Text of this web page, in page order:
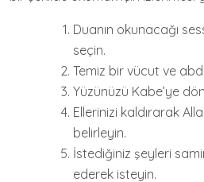
Duanın okunacağı
seçin.
Temiz bir vücut ve
Yüzünüzü Kabe’ye
Ellerinizi kaldırarak
belirleyin.
İstediğiniz şeyleri
ederek isteyin.